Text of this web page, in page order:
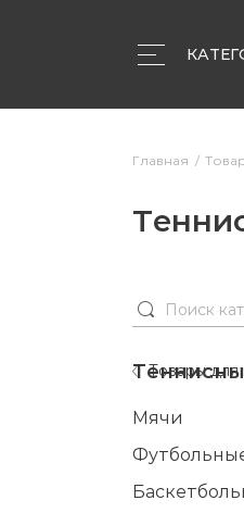
Главная
Товары для
Мячи